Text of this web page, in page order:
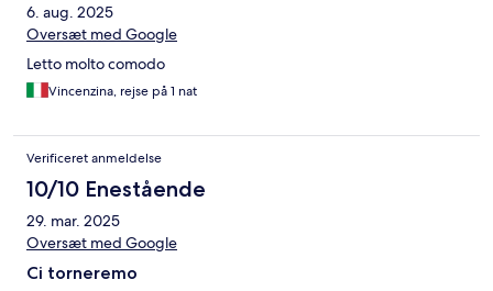
6. aug. 2025
Oversæt med Google
Letto molto comodo
Vincenzina, rejse på 1 nat
Verificeret anmeldelse
10/10 Enestående
29. mar. 2025
Oversæt med Google
Ci torneremo